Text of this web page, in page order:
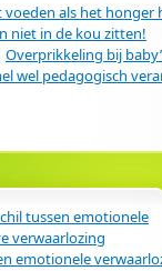
als het honger
niet in de kou zitten!
Overprikkeling bij
wel pedagogisch
tussen emotionele
verwaarlozing
emotionele